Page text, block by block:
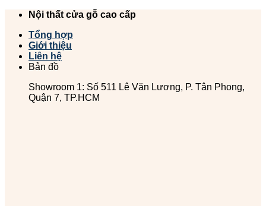
Chuyển
dung
Nội thất cửa gỗ cao cấp
Tổng hợp
Giới thiệu
Liên hệ
Bản đồ
Showroom 1: Số 511 Lê Văn Lương, P. Tân Phong,
Quận 7, TP.HCM